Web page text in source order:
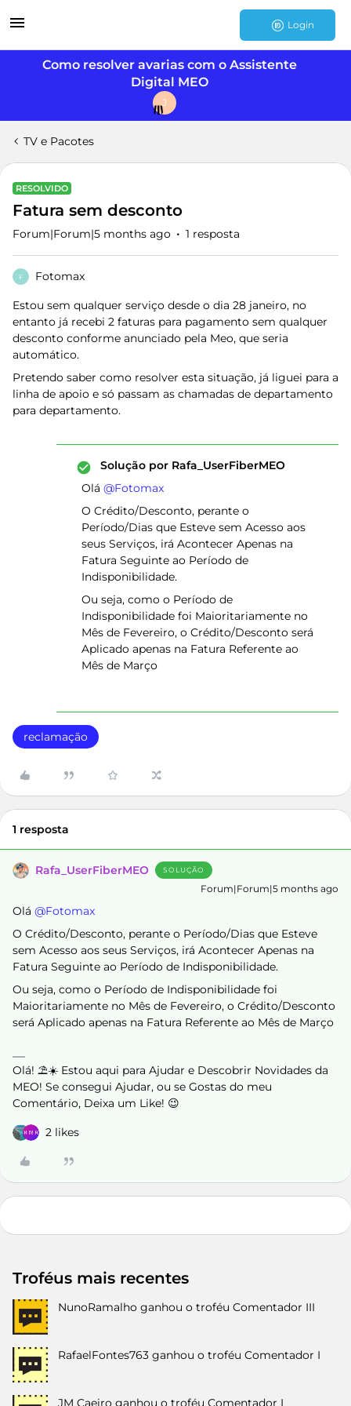
Login
Como resolver avarias com o Assistente
Digital MEO
J
TV e Pacotes
RESOLVIDO
Fatura sem desconto
Forum|Forum|5 months ago 1 resposta
F Fotomax
Estou sem qualquer serviço desde o dia 28 janeiro, no
entanto já recebi 2 faturas para pagamento sem qualquer
desconto conforme anunciado pela Meo, que seria
automático.
Pretendo saber como resolver esta situação, já liguei para a
linha de apoio e só passam as chamadas de departamento
para departamento.
Solução por Rafa_UserFiberMEO
Olá ​ @Fotomax
O Crédito/Desconto, perante o
Período/Dias que Esteve sem Acesso aos
seus Serviços, irá Acontecer Apenas na
Fatura Seguinte ao Período de
Indisponibilidade.
Ou seja, como o Período de
Indisponibilidade foi Maioritariamente no
Mês de Fevereiro, o Crédito/Desconto será
Aplicado apenas na Fatura Referente ao
Mês de Março
reclamação
1 resposta
Rafa_UserFiberMEO SOLUÇÃO
Forum|Forum|5 months ago
Olá ​ @Fotomax
O Crédito/Desconto, perante o Período/Dias que Esteve
sem Acesso aos seus Serviços, irá Acontecer Apenas na
Fatura Seguinte ao Período de Indisponibilidade.
Ou seja, como o Período de Indisponibilidade foi
Maioritariamente no Mês de Fevereiro, o Crédito/Desconto
será Aplicado apenas na Fatura Referente ao Mês de Março
Olá! ⛱️☀️ Estou aqui para Ajudar e Descobrir Novidades da
MEO! Se consegui Ajudar, ou se Gostas do meu
Comentário, Deixa um Like! 😉
2 likes
Troféus mais recentes
NunoRamalho ganhou o troféu Comentador III
RafaelFontes763 ganhou o troféu Comentador I
JM Caeiro ganhou o troféu Comentador I